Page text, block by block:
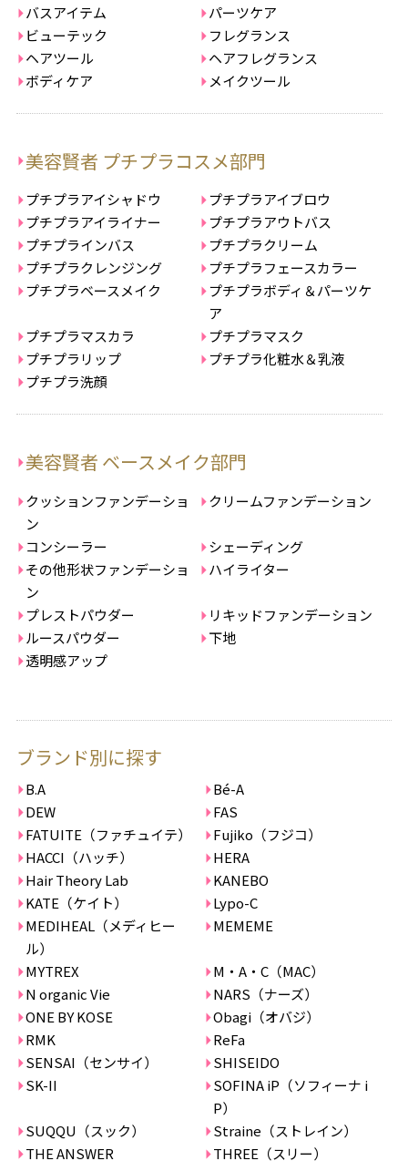
バスアイテム
パーツケア
ビューテック
フレグランス
ヘアツール
ヘアフレグランス
ボディケア
メイクツール
美容賢者 プチプラコスメ部門
プチプラアイシャドウ
プチプラアイブロウ
プチプラアイライナー
プチプラアウトバス
プチプラインバス
プチプラクリーム
プチプラクレンジング
プチプラフェースカラー
プチプラベースメイク
プチプラボディ＆パーツケ
ア
プチプラマスカラ
プチプラマスク
プチプラリップ
プチプラ化粧水＆乳液
プチプラ洗顔
美容賢者 ベースメイク部門
クッションファンデーショ
ン
クリームファンデーション
コンシーラー
シェーディング
その他形状ファンデーショ
ン
ハイライター
プレストパウダー
リキッドファンデーション
ルースパウダー
下地
透明感アップ
ブランド別に探す
B.A
Bé-A
DEW
FAS
FATUITE（ファチュイテ）
Fujiko（フジコ）
HACCI（ハッチ）
HERA
Hair Theory Lab
KANEBO
KATE（ケイト）
Lypo-C
MEDIHEAL（メディヒー
ル）
MEMEME
MYTREX
M・A・C（MAC）
N organic Vie
NARS（ナーズ）
ONE BY KOSE
Obagi（オバジ）
RMK
ReFa
SENSAI（センサイ）
SHISEIDO
SK-II
SOFINA iP（ソフィーナ i
P）
SUQQU（スック）
Straine（ストレイン）
THE ANSWER
THREE（スリー）